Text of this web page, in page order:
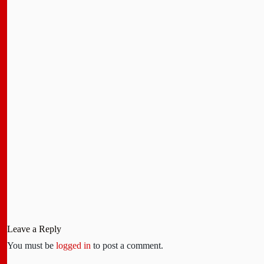
Leave a Reply
You must be logged in to post a comment.